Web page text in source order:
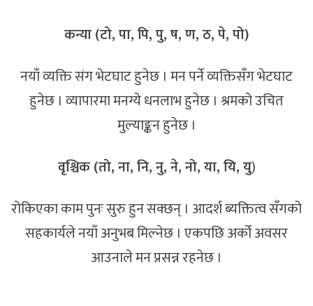
कन्या (टो, पा, पि, पु, ष, ण, ठ, पे, पो)
नयाँ व्यक्ति संग भेटघाट हुनेछ । मन पर्ने व्यक्तिसँग भेटघाट
हुनेछ । व्यापारमा मनग्ये धनलाभ हुनेछ । श्रमको उचित
मुल्याङ्कन हुनेछ ।
वृश्चिक (तो, ना, नि, नु, ने, नो, या, यि, यु)
रोकिएका काम पुनः सुरु हुन सक्छन् । आदर्श ब्यक्तित्व सँगको
सहकार्यले नयाँ अनुभब मिल्नेछ । एकपछि अर्को अवसर
आउनाले मन प्रसन्न रहनेछ ।